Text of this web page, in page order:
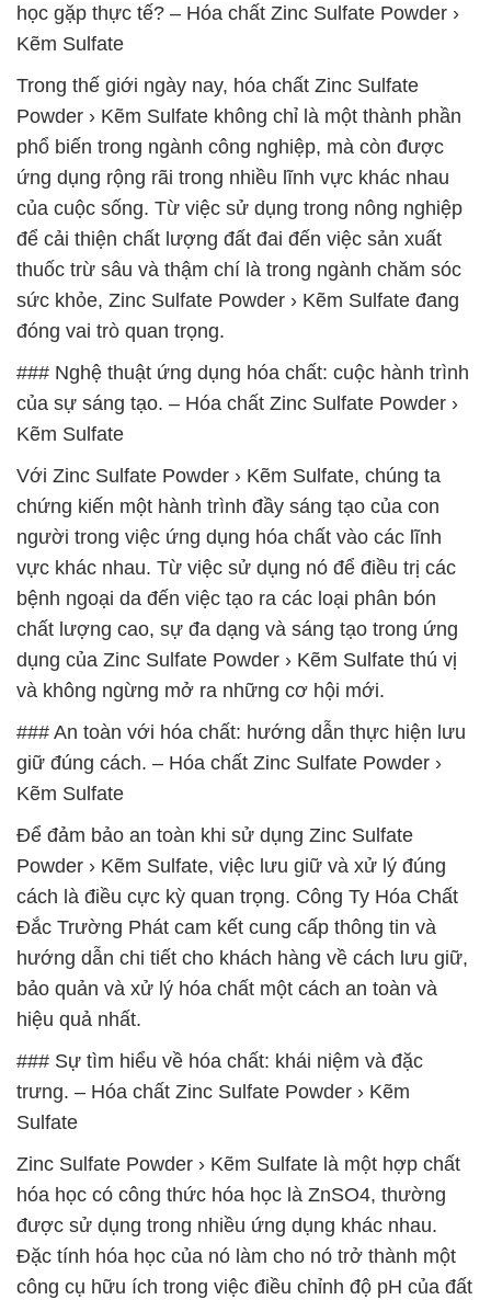
học gặp thực tế? – Hóa chất Zinc Sulfate Powder ›
Kẽm Sulfate
Trong thế giới ngày nay, hóa chất Zinc Sulfate
Powder › Kẽm Sulfate không chỉ là một thành phần
phổ biến trong ngành công nghiệp, mà còn được
ứng dụng rộng rãi trong nhiều lĩnh vực khác nhau
của cuộc sống. Từ việc sử dụng trong nông nghiệp
để cải thiện chất lượng đất đai đến việc sản xuất
thuốc trừ sâu và thậm chí là trong ngành chăm sóc
sức khỏe, Zinc Sulfate Powder › Kẽm Sulfate đang
đóng vai trò quan trọng.
### Nghệ thuật ứng dụng hóa chất: cuộc hành trình
của sự sáng tạo. – Hóa chất Zinc Sulfate Powder ›
Kẽm Sulfate
Với Zinc Sulfate Powder › Kẽm Sulfate, chúng ta
chứng kiến một hành trình đầy sáng tạo của con
người trong việc ứng dụng hóa chất vào các lĩnh
vực khác nhau. Từ việc sử dụng nó để điều trị các
bệnh ngoại da đến việc tạo ra các loại phân bón
chất lượng cao, sự đa dạng và sáng tạo trong ứng
dụng của Zinc Sulfate Powder › Kẽm Sulfate thú vị
và không ngừng mở ra những cơ hội mới.
### An toàn với hóa chất: hướng dẫn thực hiện lưu
giữ đúng cách. – Hóa chất Zinc Sulfate Powder ›
Kẽm Sulfate
Để đảm bảo an toàn khi sử dụng Zinc Sulfate
Powder › Kẽm Sulfate, việc lưu giữ và xử lý đúng
cách là điều cực kỳ quan trọng. Công Ty Hóa Chất
Đắc Trường Phát cam kết cung cấp thông tin và
hướng dẫn chi tiết cho khách hàng về cách lưu giữ,
bảo quản và xử lý hóa chất một cách an toàn và
hiệu quả nhất.
### Sự tìm hiểu về hóa chất: khái niệm và đặc
trưng. – Hóa chất Zinc Sulfate Powder › Kẽm
Sulfate
Zinc Sulfate Powder › Kẽm Sulfate là một hợp chất
hóa học có công thức hóa học là ZnSO4, thường
được sử dụng trong nhiều ứng dụng khác nhau.
Đặc tính hóa học của nó làm cho nó trở thành một
công cụ hữu ích trong việc điều chỉnh độ pH của đất